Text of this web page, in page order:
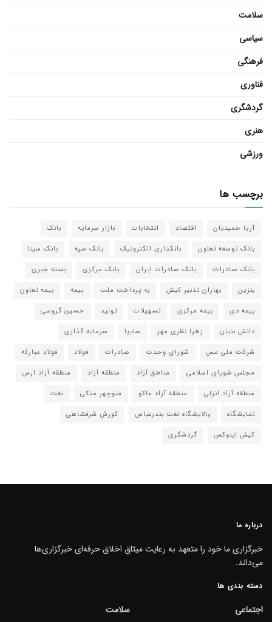
سلامت
سیاسی
فرهنگی
فناوری
گردشگری
هنری
ورزشی
برچسب ها
آریا حمیدیان اقتصاد انتخابات بازار سرمایه
بانک
بانک توسعه تعاون
بانکداری الکترونیک بانک سپه
بانک سینا
بانک صادرات
بانک صادرات ایران بانک مرکزی
بسته خبری
بنزین
بهاران تدبیر کیش به پرداخت ملت بیمه
بیمه تعاون
بیمه دی
بیمه مرکزی تسهیلات تولید
حسین گروسی
دانش بنیان
زهرا نظری مهر سایپا
سرمایه گذاری
شرکت ملی مس
شورای وحدت صادرات فولاد
فولاد مبارکه
مجلس شورای اسلامی
مناطق آزاد منطقه آزاد
منطقه آزاد ارس
منطقه آزاد انزلی
منطقه آزاد ماکو منوچهر متکی
نفت
نمایشگاه
پالایشگاه نفت بندرعباس
کورش شرفشاهی
کیش اینوکس
گردشگری
درباره ما
خبرگزاری ما خود را متعهد به رعایت میثاق اخلاق حرفه‌ای خبرگزاری‌ها
می‌داند.
دسته بندی ها
اجتماعی
سلامت